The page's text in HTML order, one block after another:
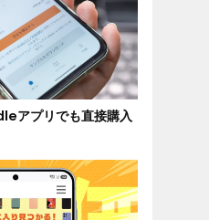
アプリでも直接購入